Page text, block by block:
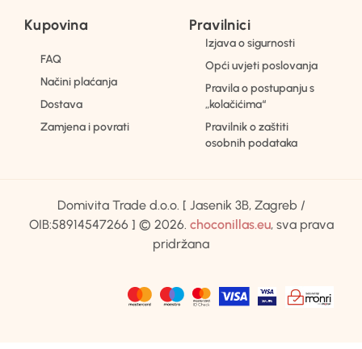
Kupovina
FAQ
Načini plaćanja
Dostava
Zamjena i povrati
Pravilnici
Izjava o sigurnosti
Opći uvjeti poslovanja
Pravila o postupanju s
„kolačićima“
Pravilnik o zaštiti
osobnih podataka
Domivita Trade d.o.o. [ Jasenik 3B, Zagreb /
OIB:58914547266 ] © 2026. choconillas.eu, sva prava
pridržana